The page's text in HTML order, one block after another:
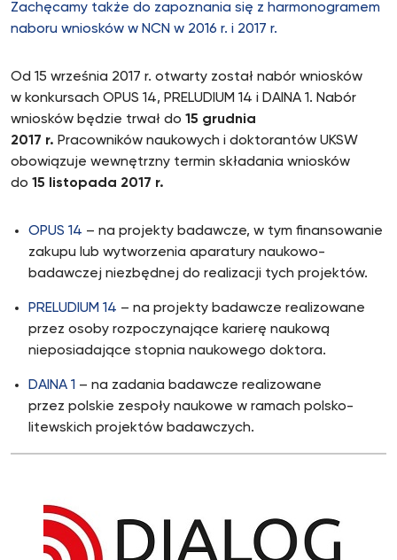
Zachęcamy także do zapoznania się z harmonogramem
naboru wniosków w NCN w 2016 r. i 2017 r.
Od 15 września 2017 r. otwarty został nabór wniosków
w konkursach OPUS 14, PRELUDIUM 14 i DAINA 1. Nabór
wniosków będzie trwał do 15 grudnia
2017 r. Pracowników naukowych i doktorantów UKSW
obowiązuje wewnętrzny termin składania wniosków
do 15 listopada 2017 r.
OPUS 14 – na projekty badawcze, w tym finansowanie
zakupu lub wytworzenia aparatury naukowo-
badawczej niezbędnej do realizacji tych projektów.
PRELUDIUM 14 – na projekty badawcze realizowane
przez osoby rozpoczynające karierę naukową
nieposiadające stopnia naukowego doktora.
DAINA 1 – na zadania badawcze realizowane
przez polskie zespoły naukowe w ramach polsko-
litewskich projektów badawczych.